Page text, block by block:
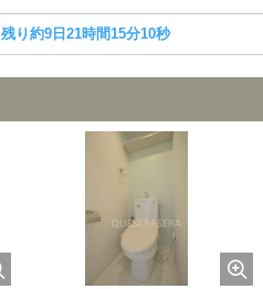
残り約9日21時間15分10秒